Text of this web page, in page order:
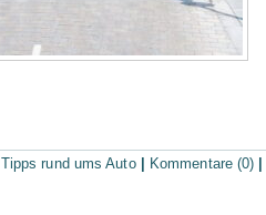
Tipps rund ums Auto Kommentare (0)